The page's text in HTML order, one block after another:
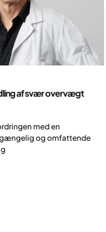
af svær overvægt
med en
og omfattende